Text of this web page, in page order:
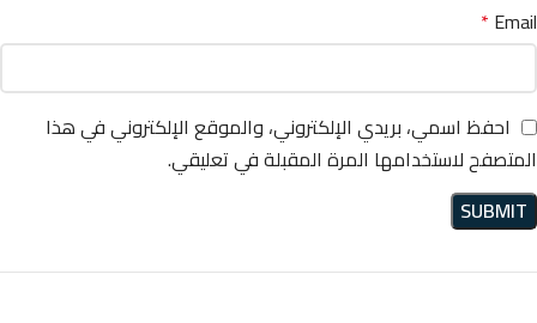
Email
*
احفظ اسمي، بريدي الإلكتروني، والموقع الإلكتروني في هذا
المتصفح لاستخدامها المرة المقبلة في تعليقي.